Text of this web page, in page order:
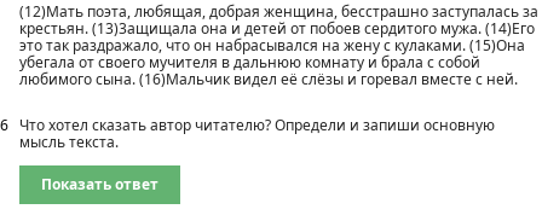
(12)Мать поэта, любящая, добрая женщина, бесстрашно заступалась за
крестьян. (13)3ащищала она и детей от побоев сердитого мужа. (14)Его
это так раздражало, что он набрасывался на жену с кулаками. (15)Она
убегала от своего мучителя в дальнюю комнату и брала с собой
любимого сына. (16)Мальчик видел её слёзы и горевал вместе с ней.
6
Что хотел сказать автор читателю? Определи и запиши основную
мысль текста.
Показать ответ